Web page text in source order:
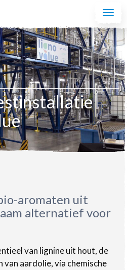
aromaten uit
alternatief voor
van lignine uit hout, de
aardolie, via chemische